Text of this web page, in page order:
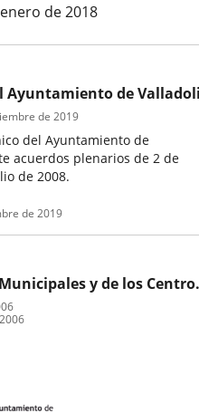
de 2018
Ayuntamiento de
del Ayuntamiento de
acuerdos plenarios de 2 de
de 2008.
de 2019
de 2019
y de los
Reglamento Municipal